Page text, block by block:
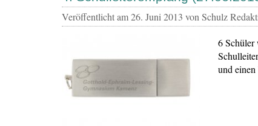
Veröffentlicht am26. Juni 2013 von Schulz
6 Schüler
und